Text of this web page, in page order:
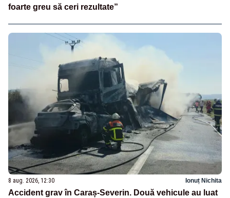
foarte greu să ceri rezultate”
8 aug. 2026, 12:30 Ionuț Nichita
Accident grav în Caraș-Severin. Două vehicule au luat